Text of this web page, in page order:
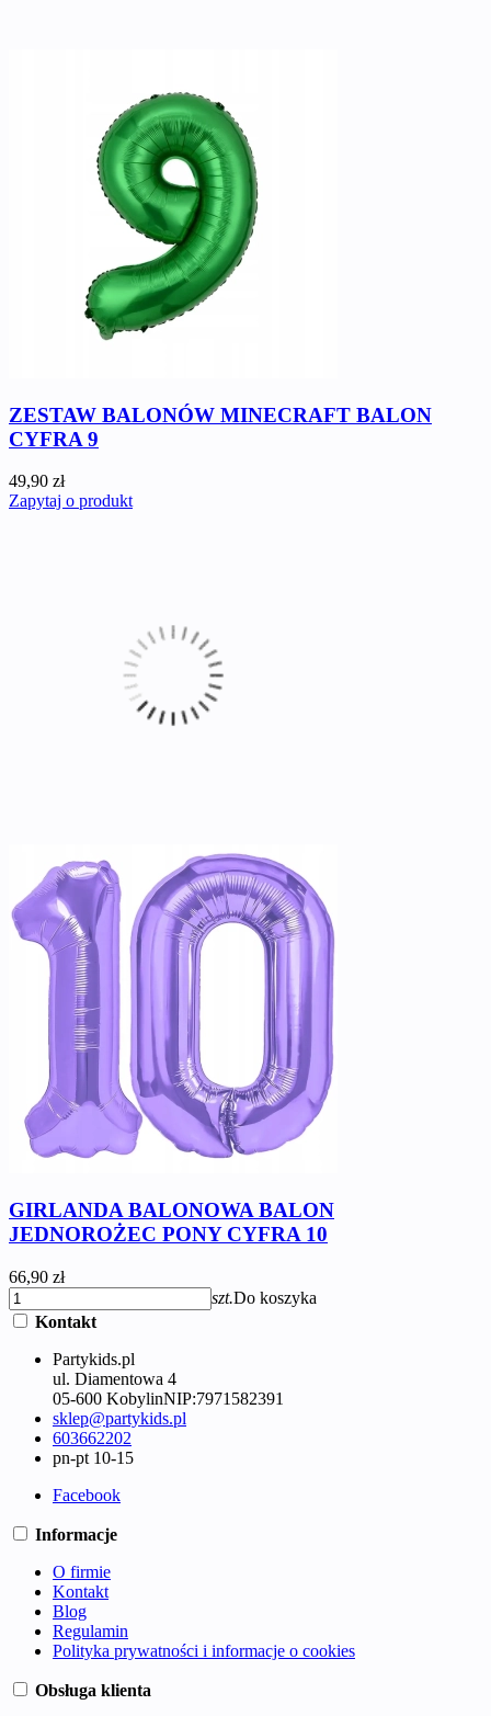
ZESTAW BALONÓW MINECRAFT BALON
CYFRA 9
49,90 zł
Zapytaj o produkt
GIRLANDA BALONOWA BALON
JEDNOROŻEC PONY CYFRA 10
66,90 zł
szt.Do koszyka
Kontakt
Partykids.pl
ul. Diamentowa 4
05-600 KobylinNIP:7971582391
sklep@partykids.pl
603662202
pn-pt 10-15
Facebook
Informacje
O firmie
Kontakt
Blog
Regulamin
Polityka prywatności i informacje o cookies
Obsługa klienta